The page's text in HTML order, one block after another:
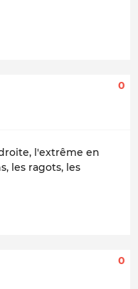
0
l'extrême en
les ragots, les
0